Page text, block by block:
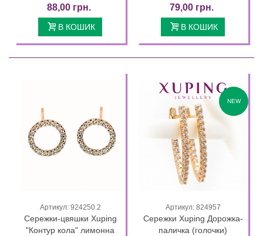
88,00 грн.
В КОШИК
79,00 грн.
В КОШИК
Артикул: 924250.2
Сережки-цвяшки Xuping
"Контур кола" лимонна
NEW
Артикул: 824957
Сережки Xuping Дорожка-
паличка (голочки)